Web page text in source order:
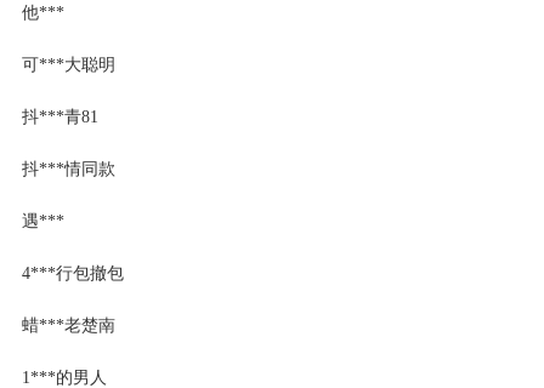
他***
可***大聪明
抖***青81
抖***情同款
遇***
4***行包撤包
蜡***老楚南
1***的男人